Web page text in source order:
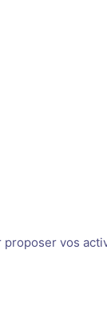
proposer vos